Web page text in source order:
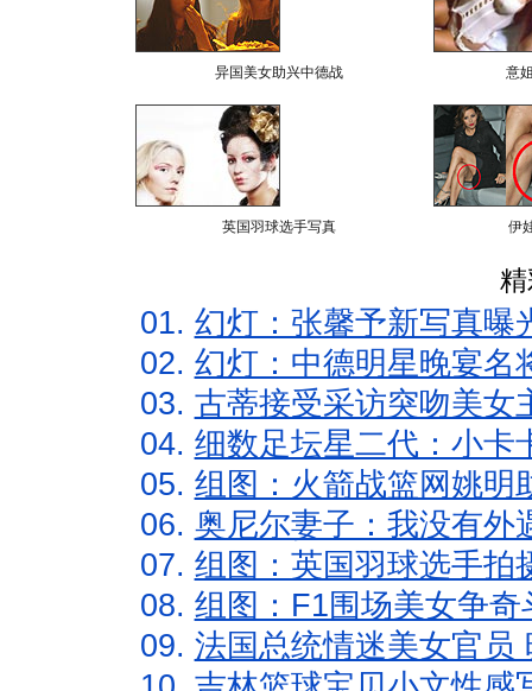
异国美女助兴中德战 意
英国羽球选手写真 伊
01. 幻灯：张馨予新写真曝
02. 幻灯：中德明星晚宴名
03. 古蒂接受采访突吻美女
04. 细数足坛星二代：小卡
05. 组图：火箭战篮网姚明
06. 奥尼尔妻子：我没有外
07. 组图：英国羽球选手拍
08. 组图：F1围场美女争
09. 法国总统情迷美女官员